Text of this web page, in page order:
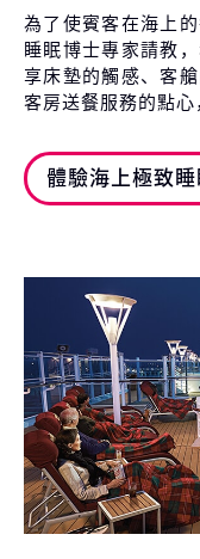
為了使賓客在海上
睡眠博士專家請教
享床墊的觸感、客
客房送餐服務的點心
體驗海上極致睡